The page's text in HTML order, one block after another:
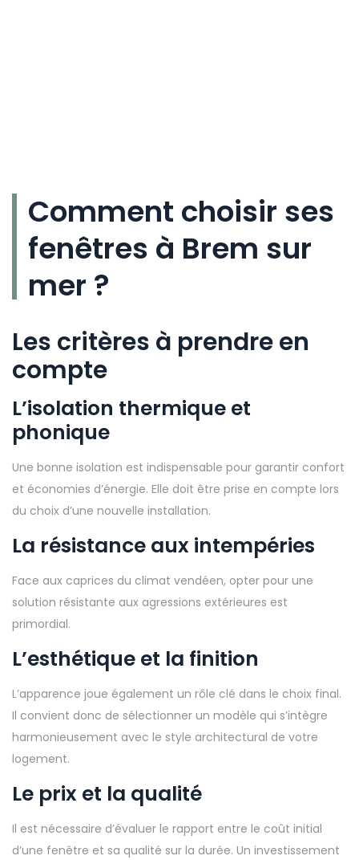
Comment choisir ses
fenêtres à Brem sur
mer ?
Les critères à prendre en
compte
L’isolation thermique et
phonique
Une bonne isolation est indispensable pour garantir confort
et économies d’énergie. Elle doit être prise en compte lors
du choix d’une nouvelle installation.
La résistance aux intempéries
Face aux caprices du climat vendéen, opter pour une
solution résistante aux agressions extérieures est
primordial.
L’esthétique et la finition
L’apparence joue également un rôle clé dans le choix final.
Il convient donc de sélectionner un modèle qui s’intègre
harmonieusement avec le style architectural de votre
logement.
Le prix et la qualité
Il est nécessaire d’évaluer le rapport entre le coût initial
d’une fenêtre et sa qualité sur la durée. Un investissement